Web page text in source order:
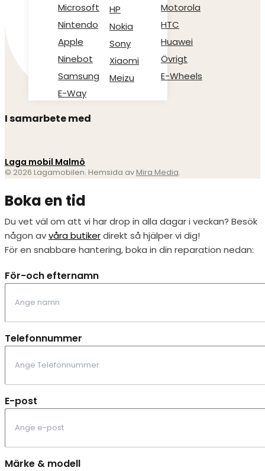
Microsoft
Nintendo
Apple
Ninebot
Samsung
E-Way
HP
Nokia
Sony
Xiaomi
Meizu
Motorola
HTC
Huawei
Övrigt
E-Wheels
I samarbete med
Laga mobil Malmö
© 2026 Lagamobilen. Hemsida av Mira Media.
Boka en tid
Du vet väl om att vi har drop in alla dagar i veckan? Besök
någon avvåra butikerdirekt så hjälper vi dig!
För en snabbare hantering, boka in din reparation nedan:
För-och efternamn
Telefonnummer
E-post
Märke & modell